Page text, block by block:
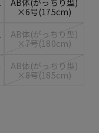
×6号(175cm)
AB体(がっちり型)
×7号(180cm)
AB体(がっちり型)
×8号(185cm)